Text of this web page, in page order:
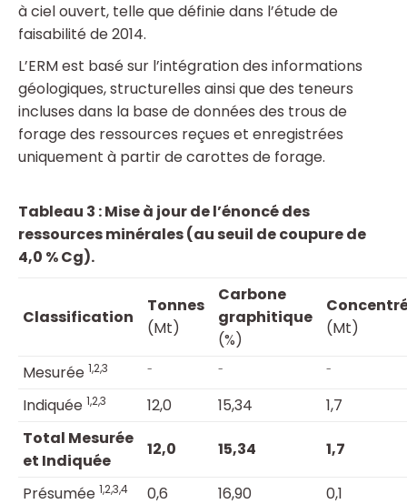
à ciel ouvert, telle que définie dans l’étude de
faisabilité de 2014.
L’ERM est basé sur l’intégration des informations
géologiques, structurelles ainsi que des teneurs
incluses dans la base de données des trous de
forage des ressources reçues et enregistrées
uniquement à partir de carottes de forage.
Tableau 3 : Mise à jour de l’énoncé des
ressources minérales (au seuil de coupure de
4,0 % Cg).
Classification
Tonnes
(Mt)
Carbone
graphitique
(%)
(Mt)
Mesurée 1,2,3 ⁻ ⁻
⁻
Indiquée 1,2,3 12,0 15,34
1,7
Total Mesurée
et Indiquée
12,0 15,34 1,7
Présumée 1,2,3,4 0,6 16,90
0,1